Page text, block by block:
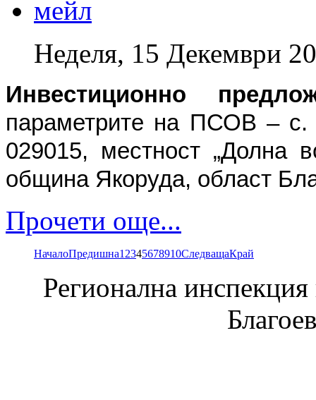
Неделя, 15 Декември
Инвестиционно
параметрите на ПСОВ –
029015, местност „Долна
община Якоруда, област
Прочети още...
НачалоПредишна1 2345678910СледващаКрай
Регионална